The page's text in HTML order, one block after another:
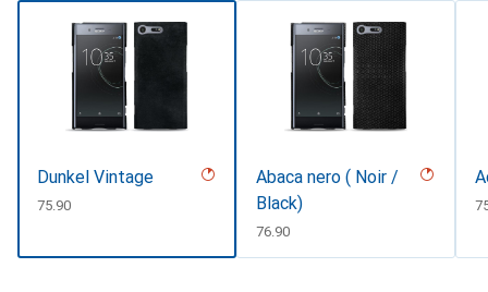
Dunkel Vintage
CHF
75.90
Abaca nero ( Noir /
Black)
CHF
76.90